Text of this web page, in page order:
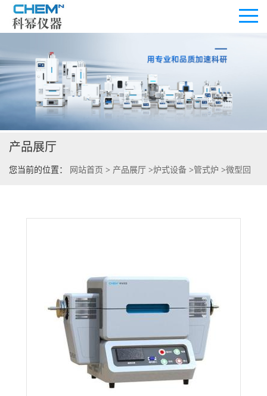
公司首页
公司介绍
公司动态
产品展厅
您当前的位置： 网站首页 > 产品展厅 >炉式设备 >管式炉 >微型回